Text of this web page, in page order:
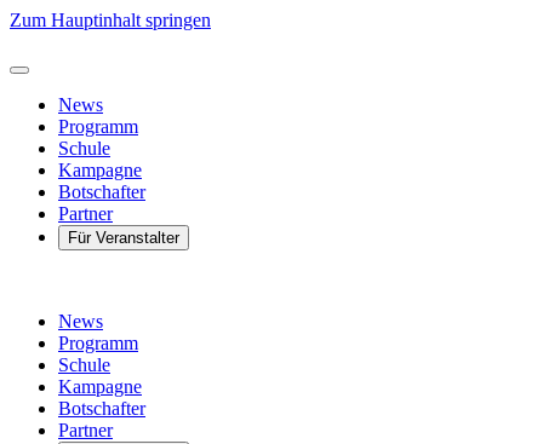
Zum Hauptinhalt springen
News
Programm
Schule
Kampagne
Botschafter
Partner
Für Veranstalter
News
Programm
Schule
Kampagne
Botschafter
Partner